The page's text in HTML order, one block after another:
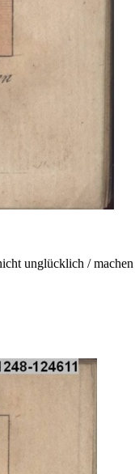
unglücklich / machen